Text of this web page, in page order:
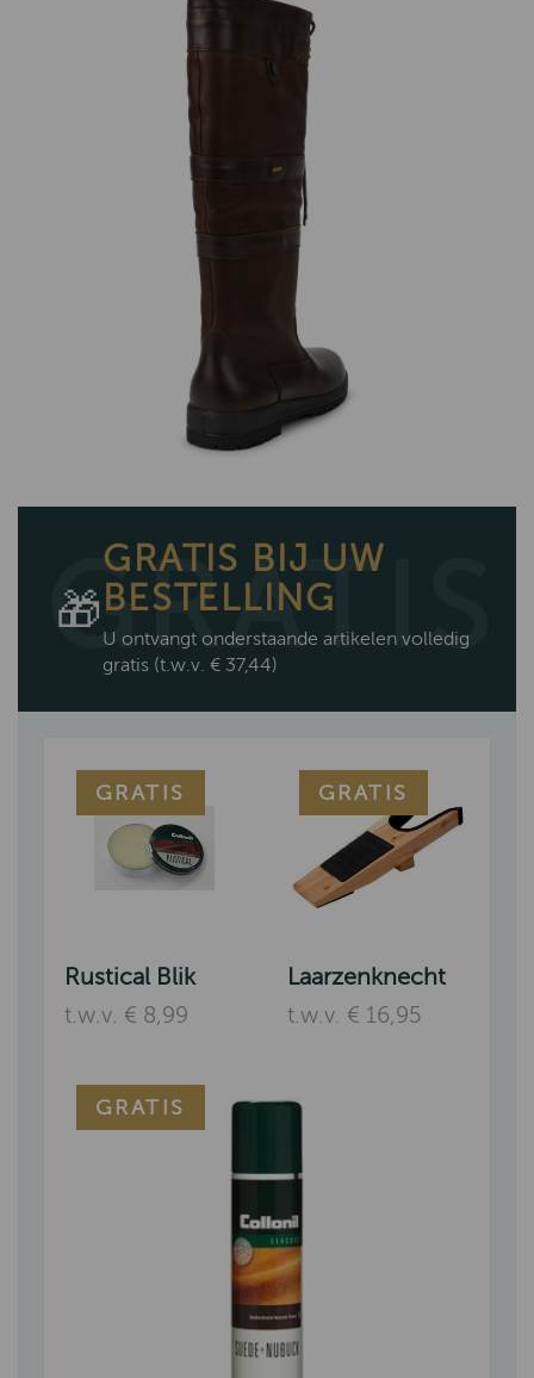
🎁
GRATIS BIJ UW
BESTELLING
U ontvangt onderstaande artikelen volledig
gratis (t.w.v. € 37,44)
GRATIS
Rustical Blik
t.w.v. € 8,99
GRATIS
Laarzenknecht
t.w.v. € 16,95
GRATIS